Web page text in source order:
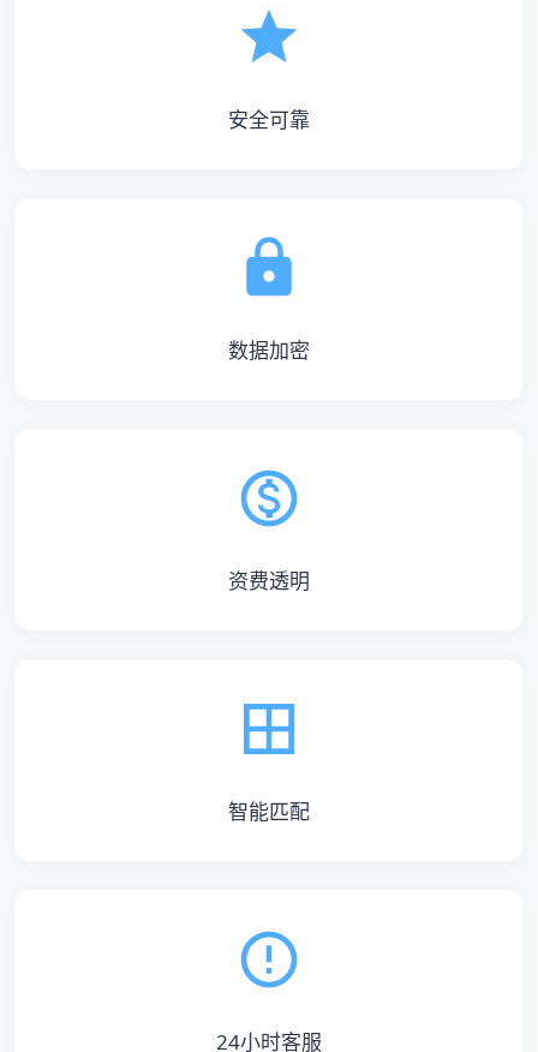
安全可靠
数据加密
资费透明
智能匹配
24小时客服